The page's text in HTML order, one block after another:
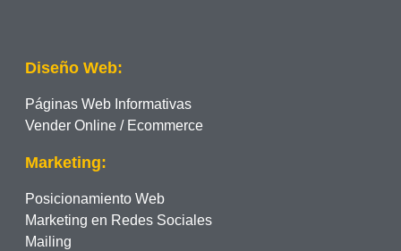
Diseño Web:
Páginas Web Informativas
Vender Online / Ecommerce
Marketing:
Posicionamiento Web
Marketing en Redes Sociales
Mailing